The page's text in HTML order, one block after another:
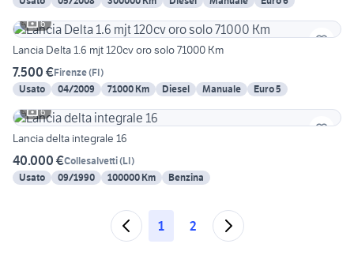
6
Lancia Delta 1.6 mjt 120cv oro solo 71000 Km
7.500 €Firenze(FI)
Usato
04/2009 71000 Km Diesel Manuale
Euro 5
6
Lancia delta integrale 16
40.000 €Collesalvetti(LI)
Usato
09/1990 100000 Km Benzina
1 2